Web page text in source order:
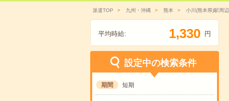
派遣TOP 九州・沖縄 熊本 小川(熊本県)駅周辺
平均時給: 1,330 円
設定中の検索条件
期間 短期